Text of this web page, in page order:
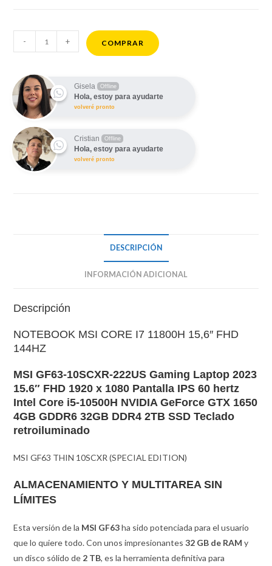
NOTEBOOK
MSI
Core
i5
32GB
2TB
SSD
GeForce
GTX
- + COMPRAR
Gisela Offline
Hola, estoy para ayudarte
volveré pronto
Cristian Offline
Hola, estoy para ayudarte
volveré pronto
DESCRIPCIÓN
INFORMACIÓN ADICIONAL
Descripción
NOTEBOOK MSI CORE I7 11800H 15,6″ FHD
144HZ
MSI GF63-10SCXR-222US Gaming Laptop 2023
15.6″ FHD 1920 x 1080 Pantalla IPS 60 hertz
Intel Core i5-10500H NVIDIA GeForce GTX 1650
4GB GDDR6 32GB DDR4 2TB SSD Teclado
retroiluminado
MSI GF63 THIN 10SCXR (SPECIAL EDITION)
ALMACENAMIENTO Y MULTITAREA SIN
LÍMITES
Esta versión de la MSI GF63ha sido potenciada para el usuario
que lo quiere todo. Con unos impresionantes32 GB de RAM y
un disco sólido de 2 TB, es la herramienta definitiva para